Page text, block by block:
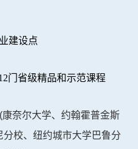
建设点
门省级精品和示范课程
奈尔大学、约翰霍普金斯
校、纽约城市大学巴鲁分